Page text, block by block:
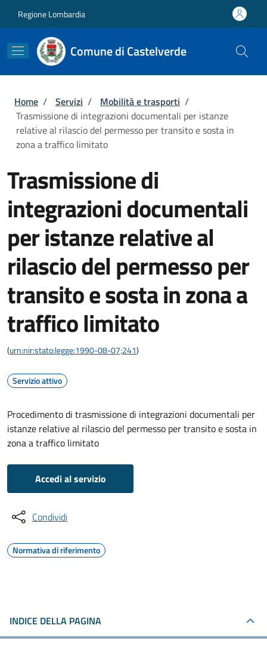
Regione Lombardia
Comune di Castelverde
Briciole di pane
Home / Servizi / Mobilità e trasporti /
Trasmissione di integrazioni documentali per istanze
relative al rilascio del permesso per transito e sosta in
zona a traffico limitato
Trasmissione di
integrazioni documentali
per istanze relative al
rilascio del permesso per
transito e sosta in zona a
traffico limitato
(urn:nir:stato:legge:1990-08-07;241)
Servizio attivo
Procedimento di trasmissione di integrazioni documentali per
istanze relative al rilascio del permesso per transito e sosta in
zona a traffico limitato
Accedi al servizio
Condividi
Normativa di riferimento
INDICE DELLA PAGINA